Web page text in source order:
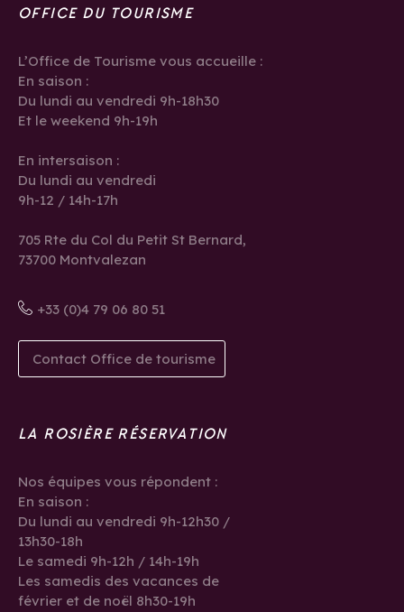
OFFICE DU TOURISME
L’Office de Tourisme vous accueille :
En saison :
Du lundi au vendredi 9h-18h30
Et le weekend 9h-19h
En intersaison :
Du lundi au vendredi
9h-12 / 14h-17h
705 Rte du Col du Petit St Bernard,
73700 Montvalezan
+33 (0)4 79 06 80 51
Contact Office de tourisme
LA ROSIÈRE RÉSERVATION
Nos équipes vous répondent :
En saison :
Du lundi au vendredi 9h-12h30 /
13h30-18h
Le samedi 9h-12h / 14h-19h
Les samedis des vacances de
février et de noël 8h30-19h